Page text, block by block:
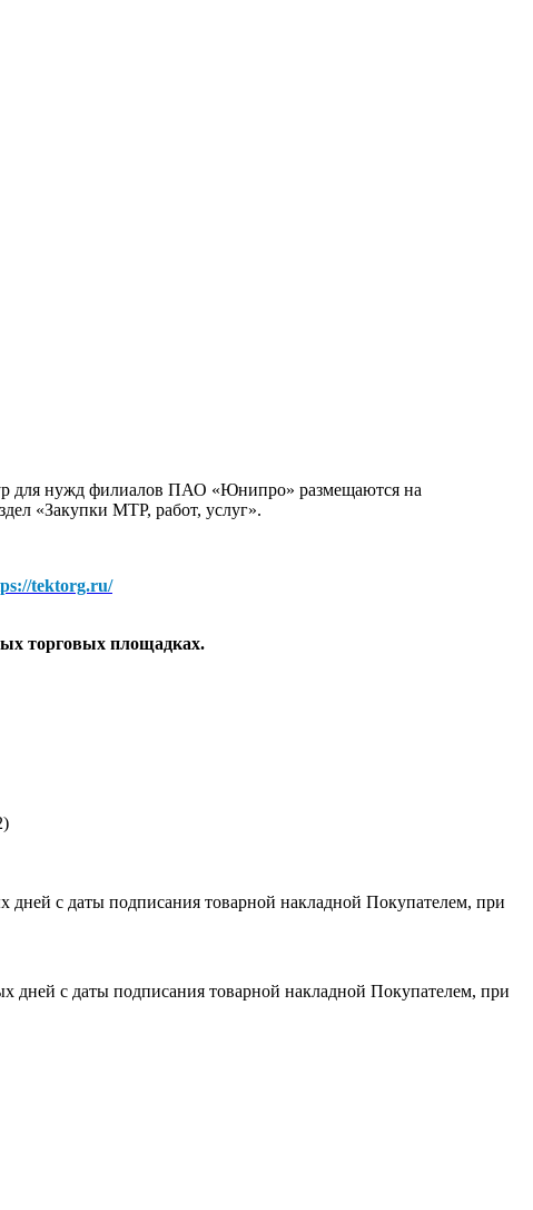
для нужд филиалов ПАО «Юнипро» размещаются на
«Закупки МТР, работ, услуг».
tektorg.ru/
торговых площадках.
дней с даты подписания товарной накладной Покупателем, при
дней с даты подписания товарной накладной Покупателем, при